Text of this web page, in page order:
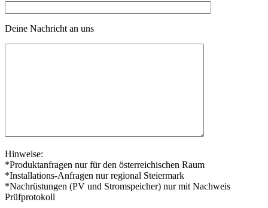
Deine Nachricht an uns
Hinweise:
*Produktanfragen nur für den österreichischen Raum
*Installations-Anfragen nur regional Steiermark
*Nachrüstungen (PV und Stromspeicher) nur mit Nachweis
Prüfprotokoll